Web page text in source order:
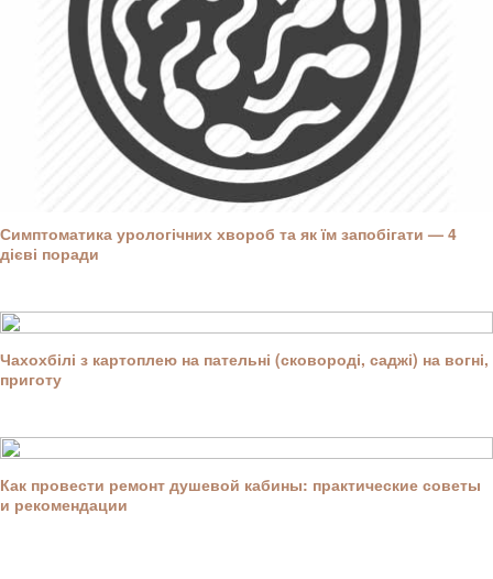
Симптоматика урологічних хвороб та як їм запобігати — 4
дієві поради
Чахохбілі з картоплею на пательні (сковороді, саджі) на вогні,
приготу
Как провести ремонт душевой кабины: практические советы
и рекомендации